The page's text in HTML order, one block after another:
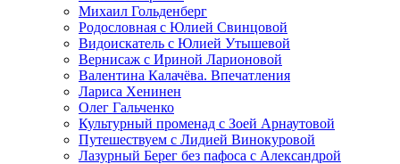
Михаил Гольденберг
Родословная с Юлией Свинцовой
Видоискатель с Юлией Утышевой
Вернисаж с Ириной Ларионовой
Валентина Калачёва. Впечатления
Лариса Хенинен
Олег Гальченко
Культурный променад с Зоей Арнаутовой
Путешествуем с Лидией Винокуровой
Лазурный Берег без пафоса с Александрой